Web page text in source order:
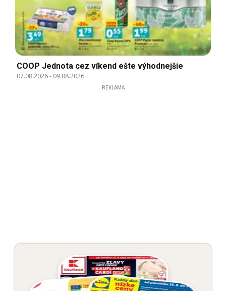
COOP Jednota cez víkend ešte výhodnejšie
07.08.2026- 09.08.2026
REKLAMA